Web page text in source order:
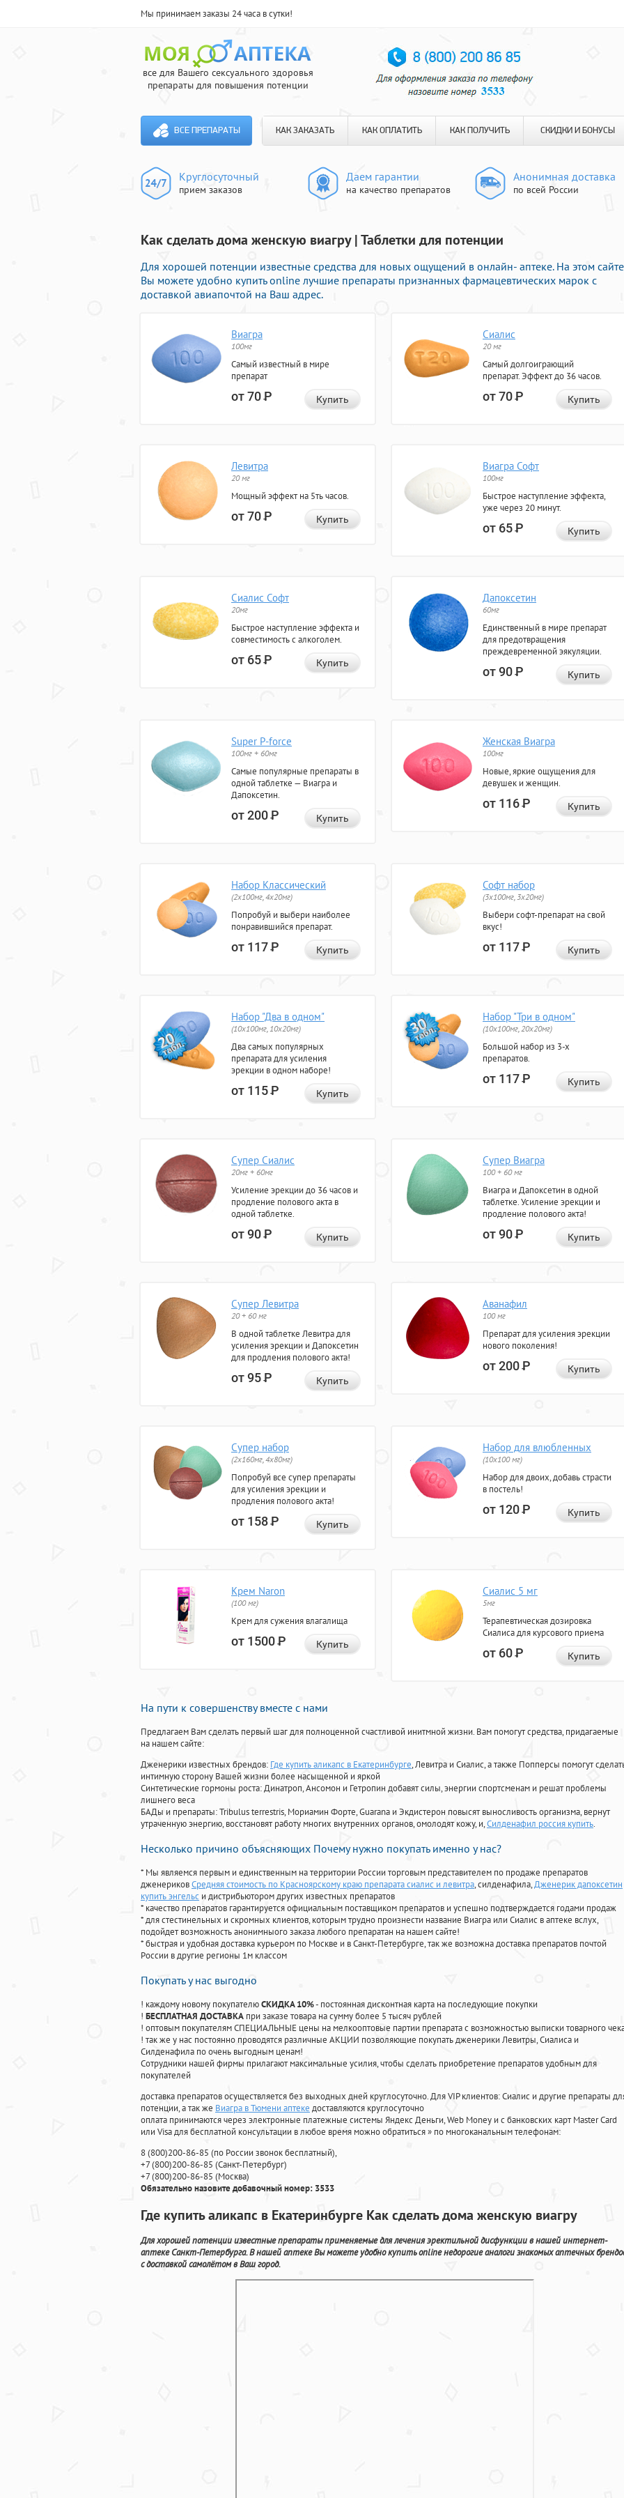
Мы принимаем заказы 24 часа в сутки!
все для Вашего сексуального здоровья
препараты для повышения потенции
ВСЕ ПРЕПАРАТЫ КАК ЗАКАЗАТЬ КАК ОПЛАТИТЬ КАК ПОЛУЧИТЬ СКИДКИ И БОНУСЫ
Круглосуточный
прием заказов
Даем гарантии
на качество препаратов
Анонимная доставка
по всей России
Как сделать дома женскую виагру | Таблетки для потенции
Для хорошей потенции известные средства для новых ощущений в онлайн- аптеке. На этом сайте
Вы можете удобно купить online лучшие препараты признанных фармацевтических марок с
доставкой авиапочтой на Ваш адрес.
Виагра
100мг
Самый известный в мире
препарат
от 70Р Купить
Сиалис
20 мг
Самый долгоиграющий
препарат. Эффект до 36 часов.
от 70Р Купить
Левитра
20 мг
Мощный эффект на 5ть часов.
от 70Р Купить
Виагра Софт
100мг
Быстрое наступление эффекта,
уже через 20 минут.
от 65Р Купить
Сиалис Софт
20мг
Быстрое наступление эффекта и
совместимость с алкоголем.
от 65Р Купить
Дапоксетин
60мг
Единственный в мире препарат
для предотвращения
преждевременной эякуляции.
от 90Р Купить
Super P-force
100мг + 60мг
Самые популярные препараты в
одной таблетке — Виагра и
Дапоксетин.
от 200Р Купить
Женская Виагра
100мг
Новые, яркие ощущения для
девушек и женщин.
от 116Р Купить
Набор Классический
(2x100мг, 4x20мг)
Попробуй и выбери наиболее
понравившийся препарат.
от 117Р Купить
Софт набор
(3x100мг, 3x20мг)
Выбери софт-препарат на свой
вкус!
от 117Р Купить
Набор "Два в одном"
(10x100мг, 10x20мг)
Два самых популярных
препарата для усиления
эрекции в одном наборе!
от 115Р Купить
Набор "Три в одном"
(10x100мг, 20x20мг)
Большой набор из 3-х
препаратов.
от 117Р Купить
Супер Сиалис
20мг + 60мг
Усиление эрекции до 36 часов и
продление полового акта в
одной таблетке.
от 90Р Купить
Супер Виагра
100 + 60 мг
Виагра и Дапоксетин в одной
таблетке. Усиление эрекции и
продление полового акта!
от 90Р Купить
Супер Левитра
20 + 60 мг
В одной таблетке Левитра для
усиления эрекции и Дапоксетин
для продления полового акта!
от 95Р Купить
Аванафил
100 мг
Препарат для усиления эрекции
нового поколения!
от 200Р Купить
Супер набор
(2х160мг, 4х80мг)
Попробуй все супер препараты
для усиления эрекции и
продления полового акта!
от 158Р Купить
Набор для влюбленных
(10х100 мг)
Набор для двоих, добавь страсти
в постель!
от 120Р Купить
Крем Naron
(100 мг)
Крем для сужения влагалища
от 1500Р Купить
Сиалис 5 мг
5мг
Терапевтическая дозировка
Сиалиса для курсового приема
от 60Р Купить
На пути к совершенству вместе с нами
Предлагаем Вам сделать первый шаг для полноценной счастливой инитмной жизни. Вам помогут средства, придагаемые
на нашем сайте:
Дженерики известных брендов: Где купить аликапс в Екатеринбурге, Левитра и Сиалис, а также Попперсы помогут
интимную сторону Вашей жизни более насыщенной и яркой
Синтетические гормоны роста: Динатроп, Ансомон и Гетропин добавят силы, энергии спортсменам и решат проблемы
лишнего веса
БАДы и препараты:Tribulus terrestris, Мориамин Форте, Guarana и Экдистерон повысят выносливость организма, вернут
утраченную энергию, восстановят работу многих внутренних органов, омолодят кожу, и,Силденафил россия купить.
Несколько причино объясняющих Почему нужно покупать именно у нас?
* Мы являемся первым и единственным на территории России торговым представителем по продаже препаратов
дженериковСредняя стоимость по Красноярскому краю препарата сиалис и левитра, силденафила,Дженерик дапоксетин
купить энгельс и дистрибьютором других известных препаратов
* качество препаратов гарантируется официальным поставщиком препаратов и успешно подтверждается годами продаж
* для стестинельных и скромных клиентов, которым трудно произнести название Виагра или Сиалис в аптеке вслух,
подойдет возможность анонимныого заказа любого препаратан на нашем сайте!
* быстрая и удобная доставка курьером по Москве и в Санкт-Петербурге, так же возможна доставка препаратов почтой
России в другие регионы 1м классом
Покупать у нас выгодно
! каждому новому покупателюСКИДКА 10%- постоянная дисконтная карта на последующие покупки
! БЕСПЛАТНАЯ ДОСТАВКА при заказе товара на сумму более 5 тысяч рублей
! оптовым покупателям СПЕЦИАЛЬНЫЕ цены на мелкооптовые партии препарата с возможностью выписки товарного
! так же у нас постоянно проводятся различные АКЦИИ позволяющие покупать дженерики Левитры, Сиалиса и
Силденафила по очень выгодным ценам!
Cотрудники нашей фирмы прилагают максимальные усилия, чтобы сделать приобретение препаратов удобным для
покупателей
доставка препаратов осуществляется без выходных дней круглосуточно. Для VIP клиентов: Сиалис и другие препараты
потенции, а так же Виагра в Тюмени аптеке доставляются круглосуточно
оплата принимаются через электронные платежные системы Яндекс Деньги, Web Money и с банковских карт Master Card
или Visa для бесплатной консультации в любое время можно обратиться» по многоканальным телефонам:
8(800)200-86-85 (по России звонок бесплатный),
+7(800)200-86-85 (Санкт-Петербург)
+7(800)200-86-85 (Москва)
Обязательно назовите добавочный номер: 3533
Где купить аликапс в Екатеринбурге Как сделать дома женскую виагру
Для хорошей потенции известные препараты применяемые для лечения эректильной дисфункции в нашей интернет-
аптеке Санкт-Петербурга. В нашей аптеке Вы можете удобно купить online недорогие аналоги знакомых аптечных
с доставкой самолётом в Ваш город.